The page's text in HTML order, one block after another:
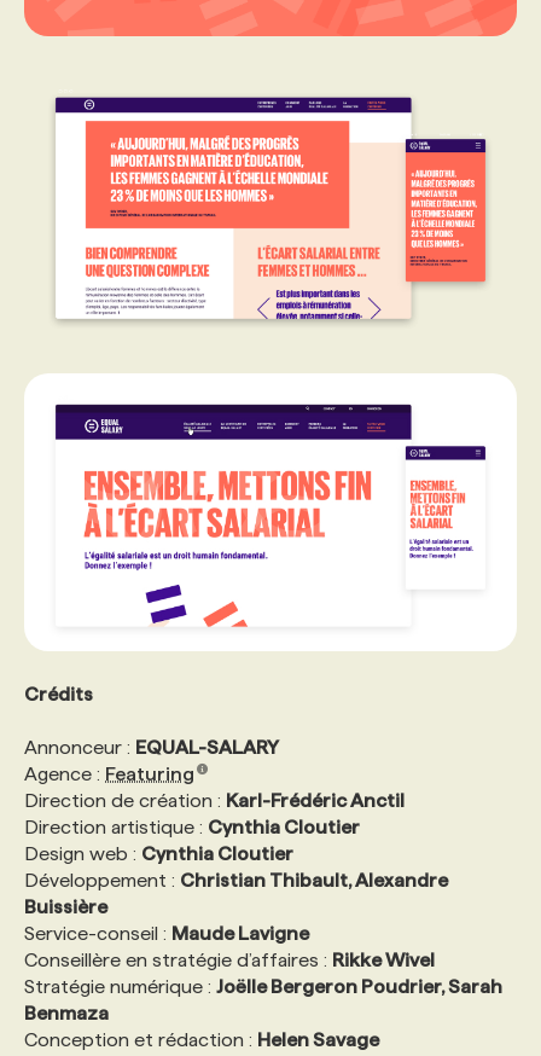
Crédits
Annonceur :​ EQUAL-SALARY
Agence : ​ Featuring
Direction de création :​ Karl-Frédéric Anctil
Direction artistique : C​ynthia Cloutier
Design web : ​ Cynthia Cloutier
Développement : C​hristian Thibault, Alexandre
Buissière
Service-conseil : ​ Maude Lavigne
Conseillère en stratégie d’affaires​ : Rikke Wivel
Stratégie numérique : ​ Joëlle Bergeron Poudrier, Sarah
Benmaza
Conception et rédaction : ​ Helen Savage